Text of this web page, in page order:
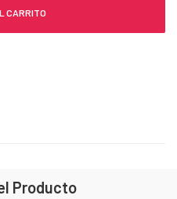
CARRITO
Producto